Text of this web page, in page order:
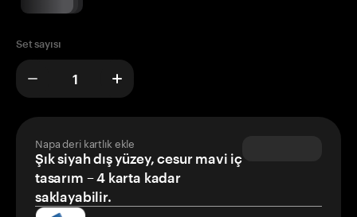
Set sayısı
Napa deri kartlık ekle
Şık siyah dış yüzey, cesur mavi iç
tasarım – 4 karta kadar
saklayabilir.